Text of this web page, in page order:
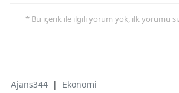
* Bu içerik ile ilgili yorum yok, ilk yorumu
Ajans344 | Ekonomi